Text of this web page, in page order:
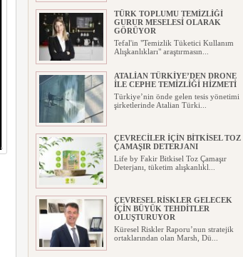
TÜRK TOPLUMU TEMİZLİĞİ
GURUR MESELESİ OLARAK
GÖRÜYOR
Tefal'in "Temizlik Tüketici Kullanım
Alışkanlıkları" araştırmasın...
ATALİAN TÜRKİYE’DEN DRONE
İLE CEPHE TEMİZLİĞİ HİZMETİ
Türkiye’nin önde gelen tesis yönetimi
şirketlerinde Atalian Türki...
ÇEVRECİLER İÇİN BİTKİSEL TOZ
ÇAMAŞIR DETERJANI
Life by Fakir Bitkisel Toz Çamaşır
Deterjanı, tüketim alışkanlıkl...
ÇEVRESEL RİSKLER GELECEK
İÇİN BÜYÜK TEHDİTLER
OLUŞTURUYOR
Küresel Riskler Raporu’nun stratejik
ortaklarından olan Marsh, Dü...